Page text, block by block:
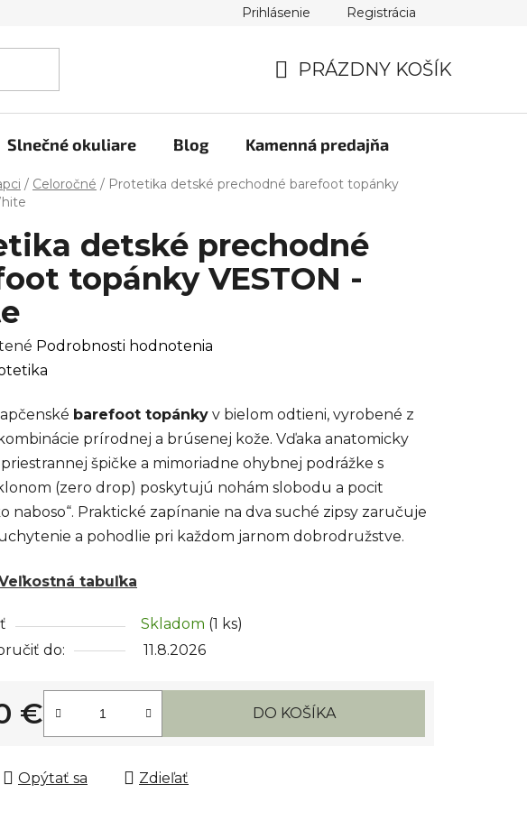
Prihlásenie Registrácia
KOŠÍK
PRÁZDNY KOŠÍK
Slnečné okuliare Blog Kamenná predajňa
/ Celoročné / Protetika detské prechodné barefoot topánky
detské prechodné
topánky VESTON -
Podrobnosti hodnotenia
barefoot topánky v bielom odtieni, vyrobené z
prírodnej a brúsenej kože. Vďaka anatomicky
špičke a mimoriadne ohybnej podrážke s
(zero drop) poskytujú nohám slobodu a pocit
naboso“. Praktické zapínanie na dva suché zipsy zaručuje
a pohodlie pri každom jarnom dobrodružstve.
tabuľka
Skladom (1 ks)
do:
11.8.2026
€
cena:
DO KOŠÍKA
Opýtať sa Zdieľať